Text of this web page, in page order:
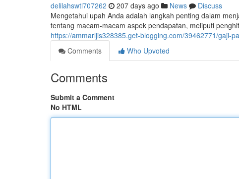
delilahswtl707262 207 days ago News
Discuss
Mengetahui upah Anda adalah langkah penting dalam
tentang macam-macam aspek pendapatan, meliputi
https://ammarljis328385.get-blogging.com/39462771/gaji-
Comments
Who Upvoted
Comments
Submit a Comment
No HTML